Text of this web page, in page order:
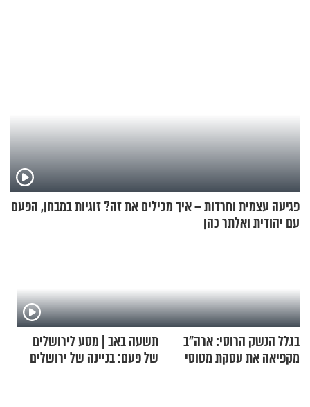
פגיעה עצמית וחרדות – איך מכילים את זה? זוגיות במבחן, הפעם
עם יהודית ואלתר כהן
בגלל הנשק הרוסי: ארה"ב
מקפיאה את עסקת מטוסי
תשעה באב | מסע לירושלים
של פעם: בניינה של ירושלים